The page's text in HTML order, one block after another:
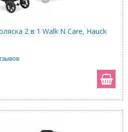
2 в 1 Walk N Care, Hauck